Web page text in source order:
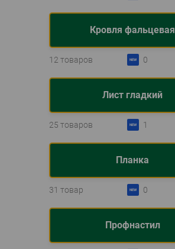
Кровля фальцевая
12 товаров 0
Лист гладкий
25 товаров 1
Планка
31 товар 0
Профнастил